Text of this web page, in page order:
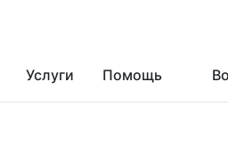
Услуги Помощь